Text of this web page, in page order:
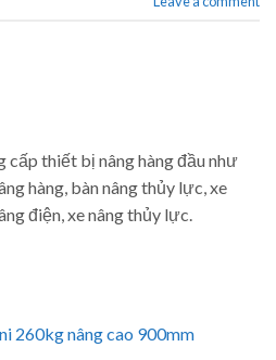
cấp thiết bị nâng hàng đầu như
hàng, bàn nâng thủy lực, xe
điện, xe nâng thủy lực.
260kg nâng cao 900mm